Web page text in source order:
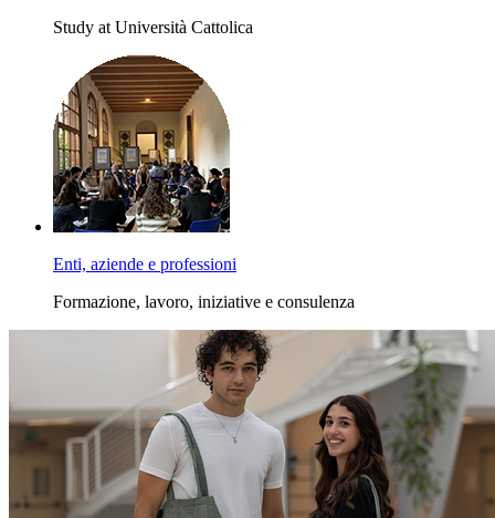
Study at Università Cattolica
Enti, aziende e professioni
Formazione, lavoro, iniziative e consulenza